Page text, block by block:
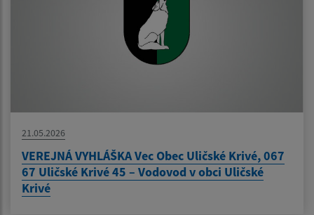
21.05.2026
VEREJNÁ VYHLÁŠKA Vec Obec Uličské Krivé, 067
67 Uličské Krivé 45 – Vodovod v obci Uličské
Krivé